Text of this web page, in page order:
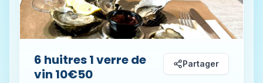
💰
6 huitres 1 verre de
vin 10€50
Partager